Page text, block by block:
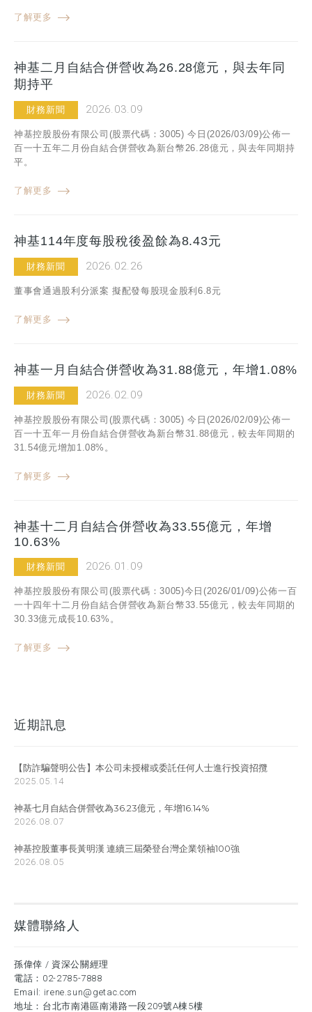
了解更多
神基二月自結合併營收為26.28億元，與去年同
期持平
財務新聞 2026.03.09
神基控股股份有限公司(股票代碼：3005) 今日(2026/03/09)公佈一
百一十五年二月份自結合併營收為新台幣26.28億元，與去年同期持
平。
了解更多
神基114年度每股稅後盈餘為8.43元
財務新聞 2026.02.26
董事會通過股利分派案 擬配發每股現金股利6.8元
了解更多
神基一月自結合併營收為31.88億元，年增1.08%
財務新聞 2026.02.09
神基控股股份有限公司(股票代碼：3005) 今日(2026/02/09)公佈一
百一十五年一月份自結合併營收為新台幣31.88億元，較去年同期的
31.54億元增加1.08%。
了解更多
神基十二月自結合併營收為33.55億元，年增
10.63%
財務新聞 2026.01.09
神基控股股份有限公司(股票代碼：3005)今日(2026/01/09)公佈一百
一十四年十二月份自結合併營收為新台幣33.55億元，較去年同期的
30.33億元成長10.63%。
了解更多
近期訊息
【防詐騙聲明公告】本公司未授權或委託任何人士進行投資招攬
2025.05.14
神基七月自結合併營收為36.23億元，年增16.14%
2026.08.07
神基控股董事長黃明漢 連續三屆榮登台灣企業領袖100強
2026.08.05
媒體聯絡人
孫偉倖 / 資深公關經理
電話： 02-2785-7888
Email: irene.sun@getac.com
地址：台北市南港區南港路一段209號A棟5樓